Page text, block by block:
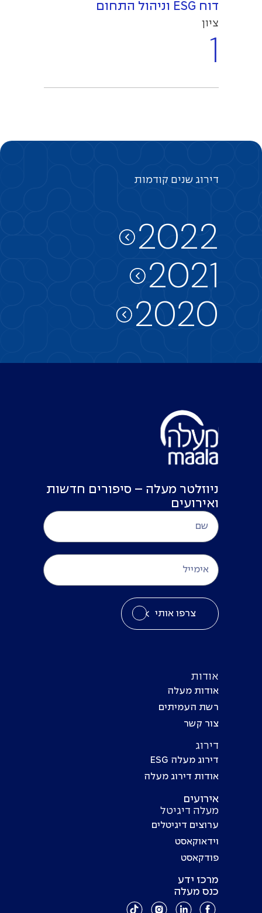
דוח ESG וניהול התחום
ציון
1
דירוג שנים קודמות
2022
2021
2020
ניוזלטר מעלה – סיפורים חדשות
ואירועים
צרפו אותי
אודות
אודות מעלה
רשת העמיתים
צור קשר
דירוג
דירוג מעלה ESG
אודות דירוג מעלה
אירועים
מעלה דיגיטל
ערוצים דיגיטלים
וידאוקאסט
פודקאסט
מרכז ידע
כנס מעלה